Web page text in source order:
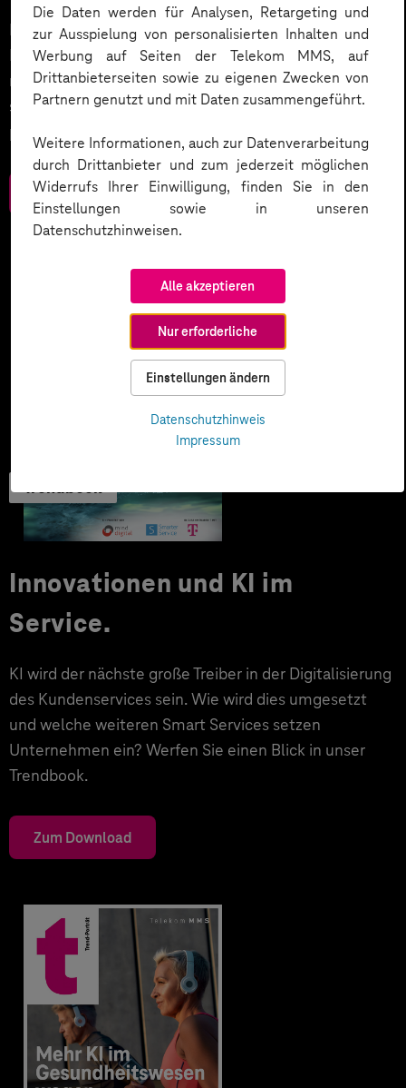
Die Daten werden für Analysen, Retargeting und
zur Ausspielung von personalisierten Inhalten und
Werbung auf Seiten der Telekom MMS, auf
Drittanbieterseiten sowie zu eigenen Zwecken von
Partnern genutzt und mit Daten zusammengeführt.
Weitere Informationen, auch zur Datenverarbeitung
durch Drittanbieter und zum jederzeit möglichen
Widerrufs Ihrer Einwilligung, finden Sie in den
Einstellungen sowie in unseren
Datenschutzhinweisen.
Alle akzeptieren
Nur erforderliche
Einstellungen ändern
Datenschutzhinweis
Impressum
Datenschutz in KI-Projekten leicht gemacht:
Entdecken Sie 10 entscheidende Schritte, um
rechtliche Anforderungen zu erfüllen, Vertrauen zu
stärken und Innovation sicher zu gestalten – inklusive
praktischer Checkliste zum Download.
Zum Download
Trendbook
Innovationen und KI im
Service.
KI wird der nächste große Treiber in der Digitalisierung
des Kundenservices sein. Wie wird dies umgesetzt
und welche weiteren Smart Services setzen
Unternehmen ein? Werfen Sie einen Blick in unser
Trendbook.
Zum Download